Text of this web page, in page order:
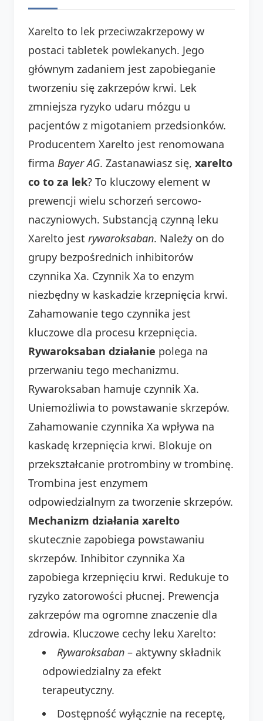
Xarelto to lek przeciwzakrzepowy w
postaci tabletek powlekanych. Jego
głównym zadaniem jest zapobieganie
tworzeniu się zakrzepów krwi. Lek
zmniejsza ryzyko udaru mózgu u
pacjentów z migotaniem przedsionków.
Producentem Xarelto jest renomowana
firma Bayer AG. Zastanawiasz się, xarelto
co to za lek? To kluczowy element w
prewencji wielu schorzeń sercowo-
naczyniowych. Substancją czynną leku
Xarelto jest rywaroksaban. Należy on do
grupy bezpośrednich inhibitorów
czynnika Xa. Czynnik Xa to enzym
niezbędny w kaskadzie krzepnięcia krwi.
Zahamowanie tego czynnika jest
kluczowe dla procesu krzepnięcia.
Rywaroksaban działanie polega na
przerwaniu tego mechanizmu.
Rywaroksaban hamuje czynnik Xa.
Uniemożliwia to powstawanie skrzepów.
Zahamowanie czynnika Xa wpływa na
kaskadę krzepnięcia krwi. Blokuje on
przekształcanie protrombiny w trombinę.
Trombina jest enzymem
odpowiedzialnym za tworzenie skrzepów.
Mechanizm działania xarelto
skutecznie zapobiega powstawaniu
skrzepów. Inhibitor czynnika Xa
zapobiega krzepnięciu krwi. Redukuje to
ryzyko zatorowości płucnej. Prewencja
zakrzepów ma ogromne znaczenie dla
zdrowia. Kluczowe cechy leku Xarelto:
Rywaroksaban – aktywny składnik
odpowiedzialny za efekt
terapeutyczny.
Dostępność wyłącznie na receptę,